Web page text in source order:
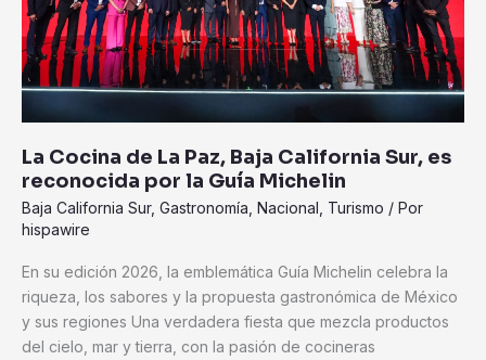
La Cocina de La Paz, Baja California Sur, es
reconocida por la Guía Michelin
Baja California Sur, Gastronomía Nacional Turismo / Por
hispawire
En su edición 2026, la emblemática Guía Michelin celebra la
riqueza, los sabores y la propuesta gastronómica de México
y sus regiones Una verdadera fiesta que mezcla productos
del cielo, mar y tierra, con la pasión de cocineras
Sur,
es
reconocida
por
Michelin